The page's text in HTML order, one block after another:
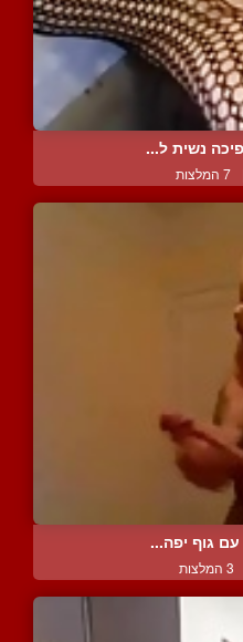
נשית ל...
7 המלצות
גוף יפה...
3 המלצות